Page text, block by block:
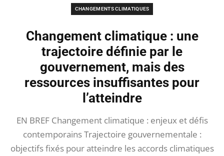
CHANGEMENTS CLIMATIQUES
Changement climatique : une
trajectoire définie par le
gouvernement, mais des
ressources insuffisantes pour
l’atteindre
EN BREF Changement climatique : enjeux et défis
contemporains Trajectoire gouvernementale :
objectifs fixés pour atteindre les accords climatiques